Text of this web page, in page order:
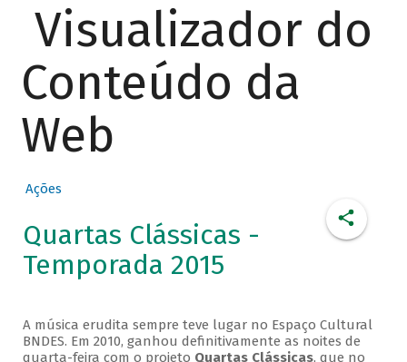
Visualizador do
Conteúdo da
Web
Ações
Quartas Clássicas -
Temporada 2015
A música erudita sempre teve lugar no Espaço Cultural
BNDES. Em 2010, ganhou definitivamente as noites de
quarta-feira com o projeto Quartas Clássicas, que no